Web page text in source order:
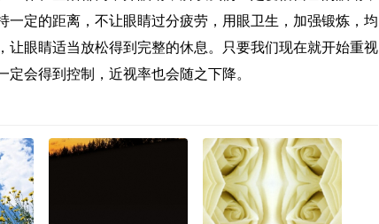
一定的距离，不让眼睛过分疲劳，用眼卫生，加强锻炼，均
让眼睛适当放松得到完整的休息。只要我们现在就开始重视
会得到控制，近视率也会随之下降。